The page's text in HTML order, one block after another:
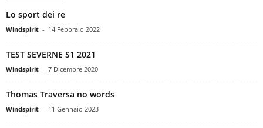
Lo sport dei re
Windspirit - 14 Febbraio 2022
TEST SEVERNE S1 2021
Windspirit - 7 Dicembre 2020
Thomas Traversa no words
Windspirit - 11 Gennaio 2023